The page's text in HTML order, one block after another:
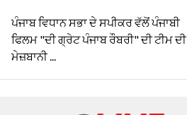
ਪੰਜਾਬ ਵਿਧਾਨ ਸਭਾ ਦੇ ਸਪੀਕਰ ਵੱਲੋਂ ਪੰਜਾਬੀ
ਫਿਲਮ "ਦੀ ਗ੍ਰੇਟ ਪੰਜਾਬ ਰੌਬਰੀ" ਦੀ ਟੀਮ ਦੀ
ਮੇਜ਼ਬਾਨੀ ...